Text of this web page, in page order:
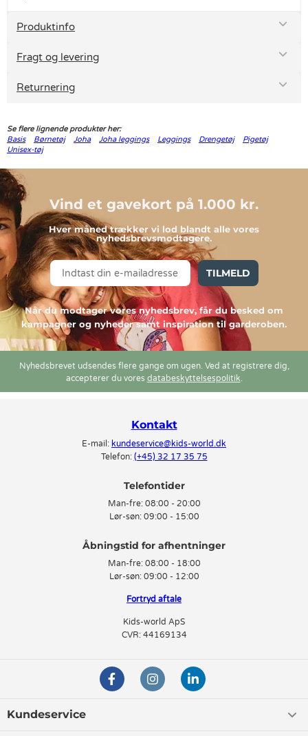
Produktinfo
Fragt og levering
Returnering
Se flere lignende produkter her:
Basis
Børnetøj Joha Joha leggings Leggings Drengetøj
Pigetøj
Unisex-tøj
Vind et gavekort på 1.000 kr.
Hver måned trækker vi lod blandt alle vores
nyhedsbrevsmodtagere.
TILMELD
Når du modtager vores nyhedsbrev, får du besked om
kampagner og nyheder samt inspiration til garderoben.
Nyhedsbrevet udsendes flere gange om ugen. Ved at registrere dig,
accepterer du vores databeskyttelsespolitik.
Kontakt
E-mail: kundeservice@kids-world.dk
Telefon: (+45) 32 17 35 75
Telefontider
Man-fre: 08:00 - 20:00
Lør-søn: 09:00 - 15:00
Man-fre: 08:00 - 18:00
Lør-søn: 09:00 - 12:00
Fortryd aftale
Kids-world ApS
CVR: 44169134
Kundeservice